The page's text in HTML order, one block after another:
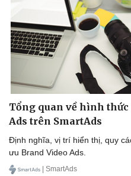
Tổng quan về hình thức
Ads trên SmartAds
Định nghĩa, vị trí hiển thị, quy
ưu Brand Video Ads.
| SmartAds